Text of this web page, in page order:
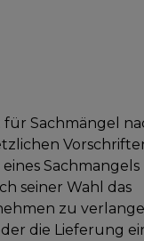
Sachmängel
eines Sachmangels
seiner Wahl das
zu
die Lieferung